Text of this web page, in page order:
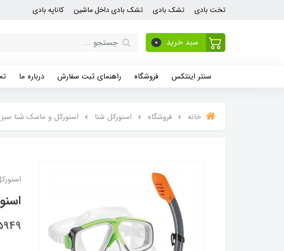
تخت بادی تشک بادی تشک بادی داخل ماشین کاناپه بادی
سبد خرید 0
سنتر اینتکس فروشگاه راهنمای ثبت سفارش درباره ما
خانه فروشگاه اسنورکل شنا اسنورکل و ماسک شنا